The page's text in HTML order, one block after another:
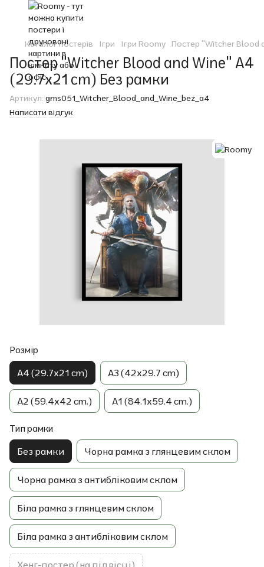
Каталог постерів Ігри Ігри Roomy Постер "Witcher Blood
Постер "Witcher Blood and Wine" A4
(29.7x21 cm) Без рамки
Артикул: gms051_Witcher_Blood_and_Wine_bez_a4
Написати відгук
Розмір
A4 (29.7x21 cm) A3 (42x29.7 cm)
A2 (59.4x42 cm.) A1 (84.1x59.4 cm.)
Тип рамки
Без рамки Чорна рамка з глянцевим склом
Чорна рамка з антибліковим склом
Біла рамка з глянцевим склом
Біла рамка з антибліковим склом
Хенг-постер (на підвісці)